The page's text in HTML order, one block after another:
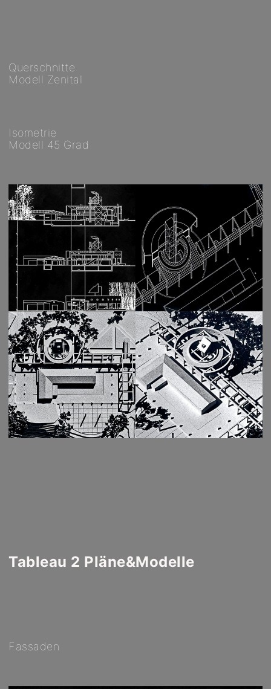
Querschnitte
Modell Zenital
Isometrie
Modell 45 Grad
Tableau 2 Pläne&Modelle
Fassaden